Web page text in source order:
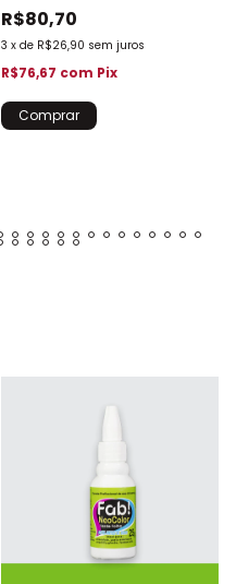
R$80,70
3 x de R$26,90 sem juros
R$76,67 com Pix